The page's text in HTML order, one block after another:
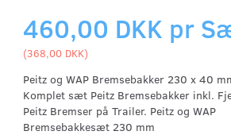
460,00 DKK pr
(368,00 DKK)
Peitz og WAP Bremsebakker 230 x 40
Komplet sæt Peitz Bremsebakker inkl.
Peitz Bremser på Trailer. Peitz og WAP
Bremsebakkesæt 230 mm